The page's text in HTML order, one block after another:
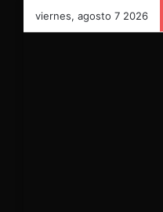
viernes, agosto 7 2026